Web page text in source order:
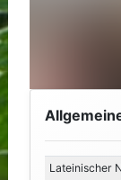
Lateinischer